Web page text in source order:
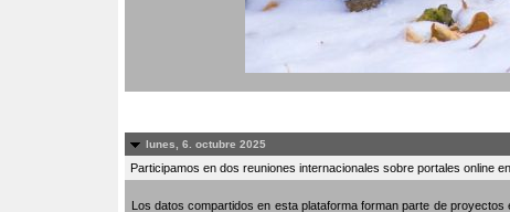
lunes, 6. octubre 2025
Participamos en dos reuniones internacionales sobre portales online
Los datos compartidos en esta plataforma forman parte de